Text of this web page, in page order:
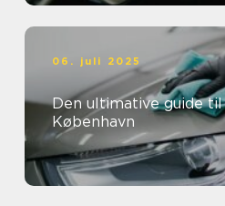
06. juli 2025
Den ultimative guide til
København